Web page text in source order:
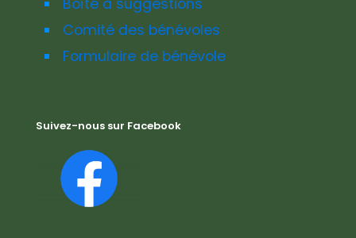
Boîte à suggestions
Comité des bénévoles
Formulaire de bénévole
Suivez-nous sur Facebook